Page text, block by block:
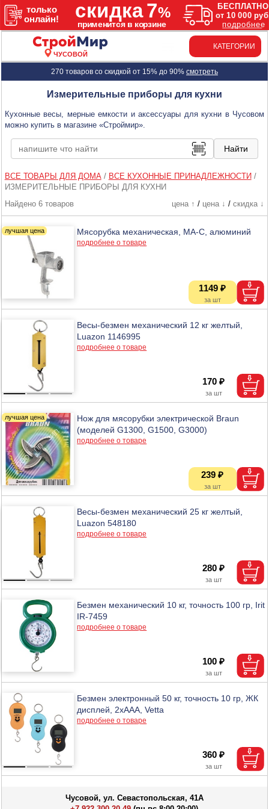
ЧУСОВОЙ
КАТЕГОРИИ
270 товаров со скидкой от 15% до 90% смотреть
Измерительные приборы для кухни
Кухонные весы, мерные емкости и аксессуары для кухни в Чусовом
можно купить в магазине «Строймир».
ВСЕ ТОВАРЫ ДЛЯ ДОМА/ ВСЕ КУХОННЫЕ ПРИНАДЛЕЖНОСТИ /
ИЗМЕРИТЕЛЬНЫЕ ПРИБОРЫ ДЛЯ КУХНИ
Найдено 6 товаров
цена ↑ / цена ↓ / скидка ↓
Мясорубка механическая, МА-С, алюминий
подробнее о товаре
1149 ₽
Весы-безмен механический 12 кг желтый,
Luazon 1146995
подробнее о товаре
170 ₽
Нож для мясорубки электрической Braun
(моделей G1300, G1500, G3000)
подробнее о товаре
239 ₽
Весы-безмен механический 25 кг желтый,
Luazon 548180
подробнее о товаре
280 ₽
Безмен механический 10 кг, точность 100 гр, Irit
IR-7459
подробнее о товаре
100 ₽
Безмен электронный 50 кг, точность 10 гр, ЖК
дисплей, 2хААА, Vetta
подробнее о товаре
360 ₽
Чусовой, ул. Севастопольская, 41А